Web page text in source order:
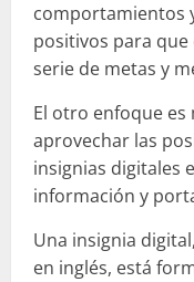
comportamientos
positivos para
serie de metas y
El otro enfoque es
aprovechar las
insignias digitales
información y
Una insignia
en inglés, está